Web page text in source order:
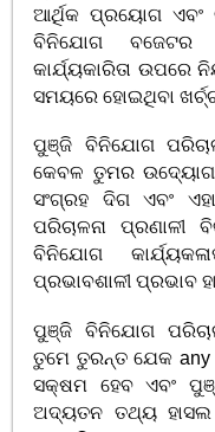
ଆର୍ଥିକ ପ୍ରୟୋଗ ଏବଂ
ବିନିଯୋଗ ବଜେଟର
କାର୍ଯ୍ୟକାରିତା ଉପରେ
ସମୟରେ ହୋଇଥିବା
ପୁଞ୍ଜି ବିନିଯୋଗ
କେବଳ ତୁମର ଉଦ୍ୟୋଗର
ସଂଗ୍ରହ ଦିଗ ଏବଂ
ପରିଚାଳନା ପ୍ରଣାଳୀ
ବିନିଯୋଗ
ପ୍ରଭାବଶାଳୀ ପ୍ରଭାବ
ପୁଞ୍ଜି ବିନିଯୋଗ
ତୁମେ ତୁରନ୍ତ ଯେକ
ସକ୍ଷମ ହେବ ଏବଂ
ଅଦ୍ୟତନ ତଥ୍ୟ